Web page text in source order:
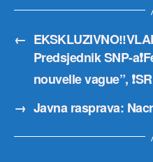
←
Predsjednik SNP-
nouvelle vague”,
→ Javna rasprava: